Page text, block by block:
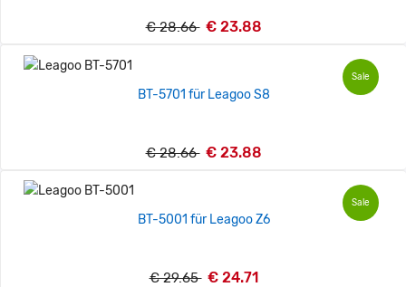
€ 28.66 € 23.88
Sale
BT-5701 für Leagoo S8
€ 28.66 € 23.88
Sale
BT-5001 für Leagoo Z6
€ 29.65 € 24.71